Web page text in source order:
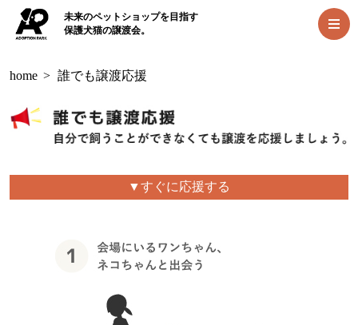
未来のペットショップを目指す
保護犬猫の譲渡会。
home > 誰でも譲渡応援
▼すぐに応援する